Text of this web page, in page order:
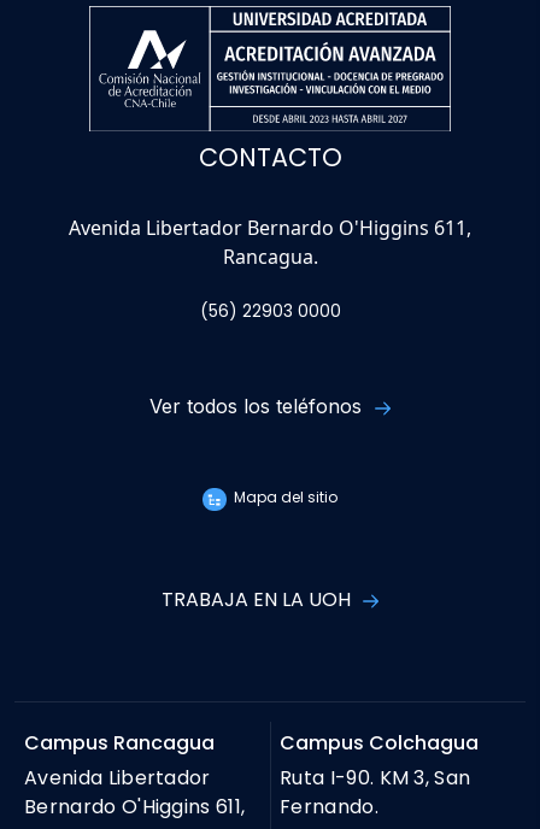
CONTACTO
Avenida Libertador Bernardo O'Higgins 611,
Rancagua.
(56) 22903 0000
Ver todos los teléfonos
Mapa del sitio
TRABAJA EN LA UOH
Campus Rancagua
Avenida Libertador
Bernardo O'Higgins 611,
Campus Colchagua
Ruta I-90. KM 3, San
Fernando.